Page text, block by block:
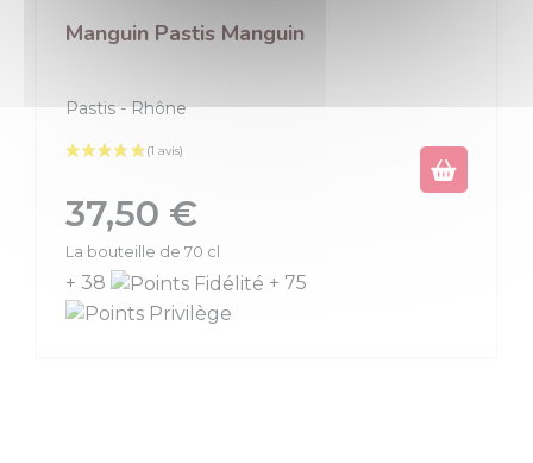
Manguin Pastis Manguin
Pastis Rhône
Prix
37,50 €
La bouteille de 70 cl
+ 38 + 75